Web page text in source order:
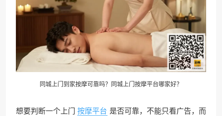
同城上门到家按摩可靠吗？同城上门按摩平台哪家好？
想要判断一个上门 按摩平台 是否可靠，不能只看广告，而